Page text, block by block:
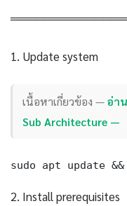
1. Update system
เนื้อหาเกี่ยวข้อง —อ่า
Sub Architecture —
sudo apt update
2. Install prerequisites